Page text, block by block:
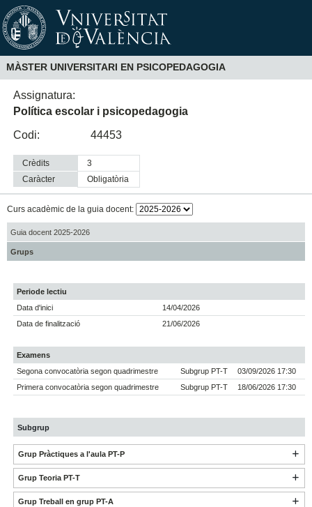
MÀSTER UNIVERSITARI EN PSICOPEDAGOGIA
Assignatura:
Política escolar i psicopedagogia
Codi:
44453
Crèdits
3
Caràcter
obligatòria
Curs acadèmic de la guia docent:
Guia docent 2025-2026
Grups
Periode lectiu
Data d'inici
14/04/2026
Data de finalització
21/06/2026
Examens
Segona convocatòria segon quadrimestre
Subgrup PT-T
03/09/2026 17:30
Primera convocatòria segon quadrimestre
Subgrup PT-T 18/06/2026 17:30
Subgrup
Grup Pràctiques a l'aula PT-P
Grup Teoria PT-T
Grup Treball en grup PT-A